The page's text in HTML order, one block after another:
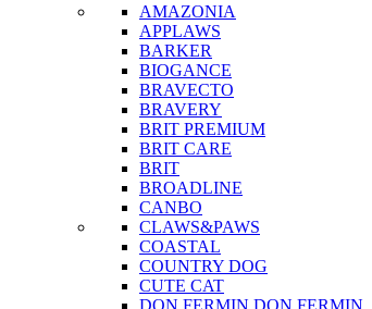
AMAZONIA
APPLAWS
BARKER
BIOGANCE
BRAVECTO
BRAVERY
BRIT PREMIUM
BRIT CARE
BRIT
BROADLINE
CANBO
CLAWS&PAWS
COASTAL
COUNTRY DOG
CUTE CAT
DON FERMIN DON FERMIN